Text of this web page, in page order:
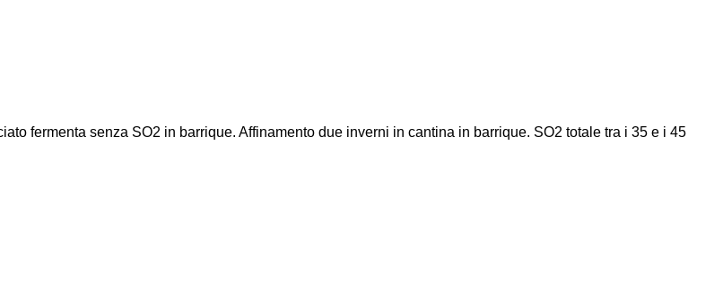
fermenta senza SO2 in barrique. Affinamento due inverni in cantina in barrique. SO2 totale tra i 35 e i 45